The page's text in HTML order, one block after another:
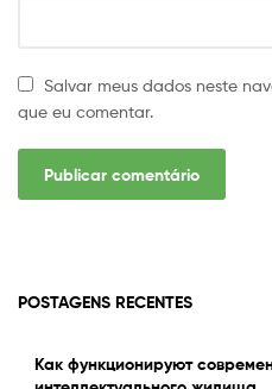
Salvar meus dados neste
que eu comentar.
POSTAGENS RECENTES
Как функционируют